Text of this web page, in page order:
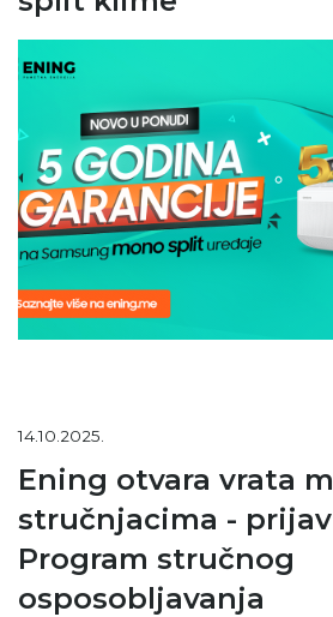
14.10.2025.
Ening otvara vrata
stručnjacima -
Program stručnog
osposobljavanja